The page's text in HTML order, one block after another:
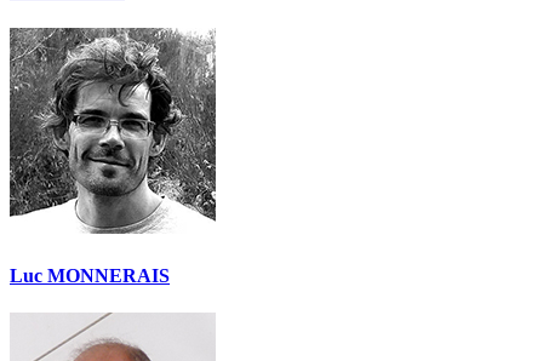
Luc MONNERAIS